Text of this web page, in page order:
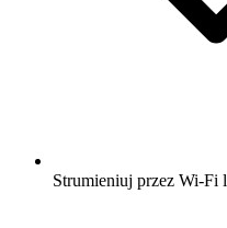
Strumieniuj przez Wi-Fi